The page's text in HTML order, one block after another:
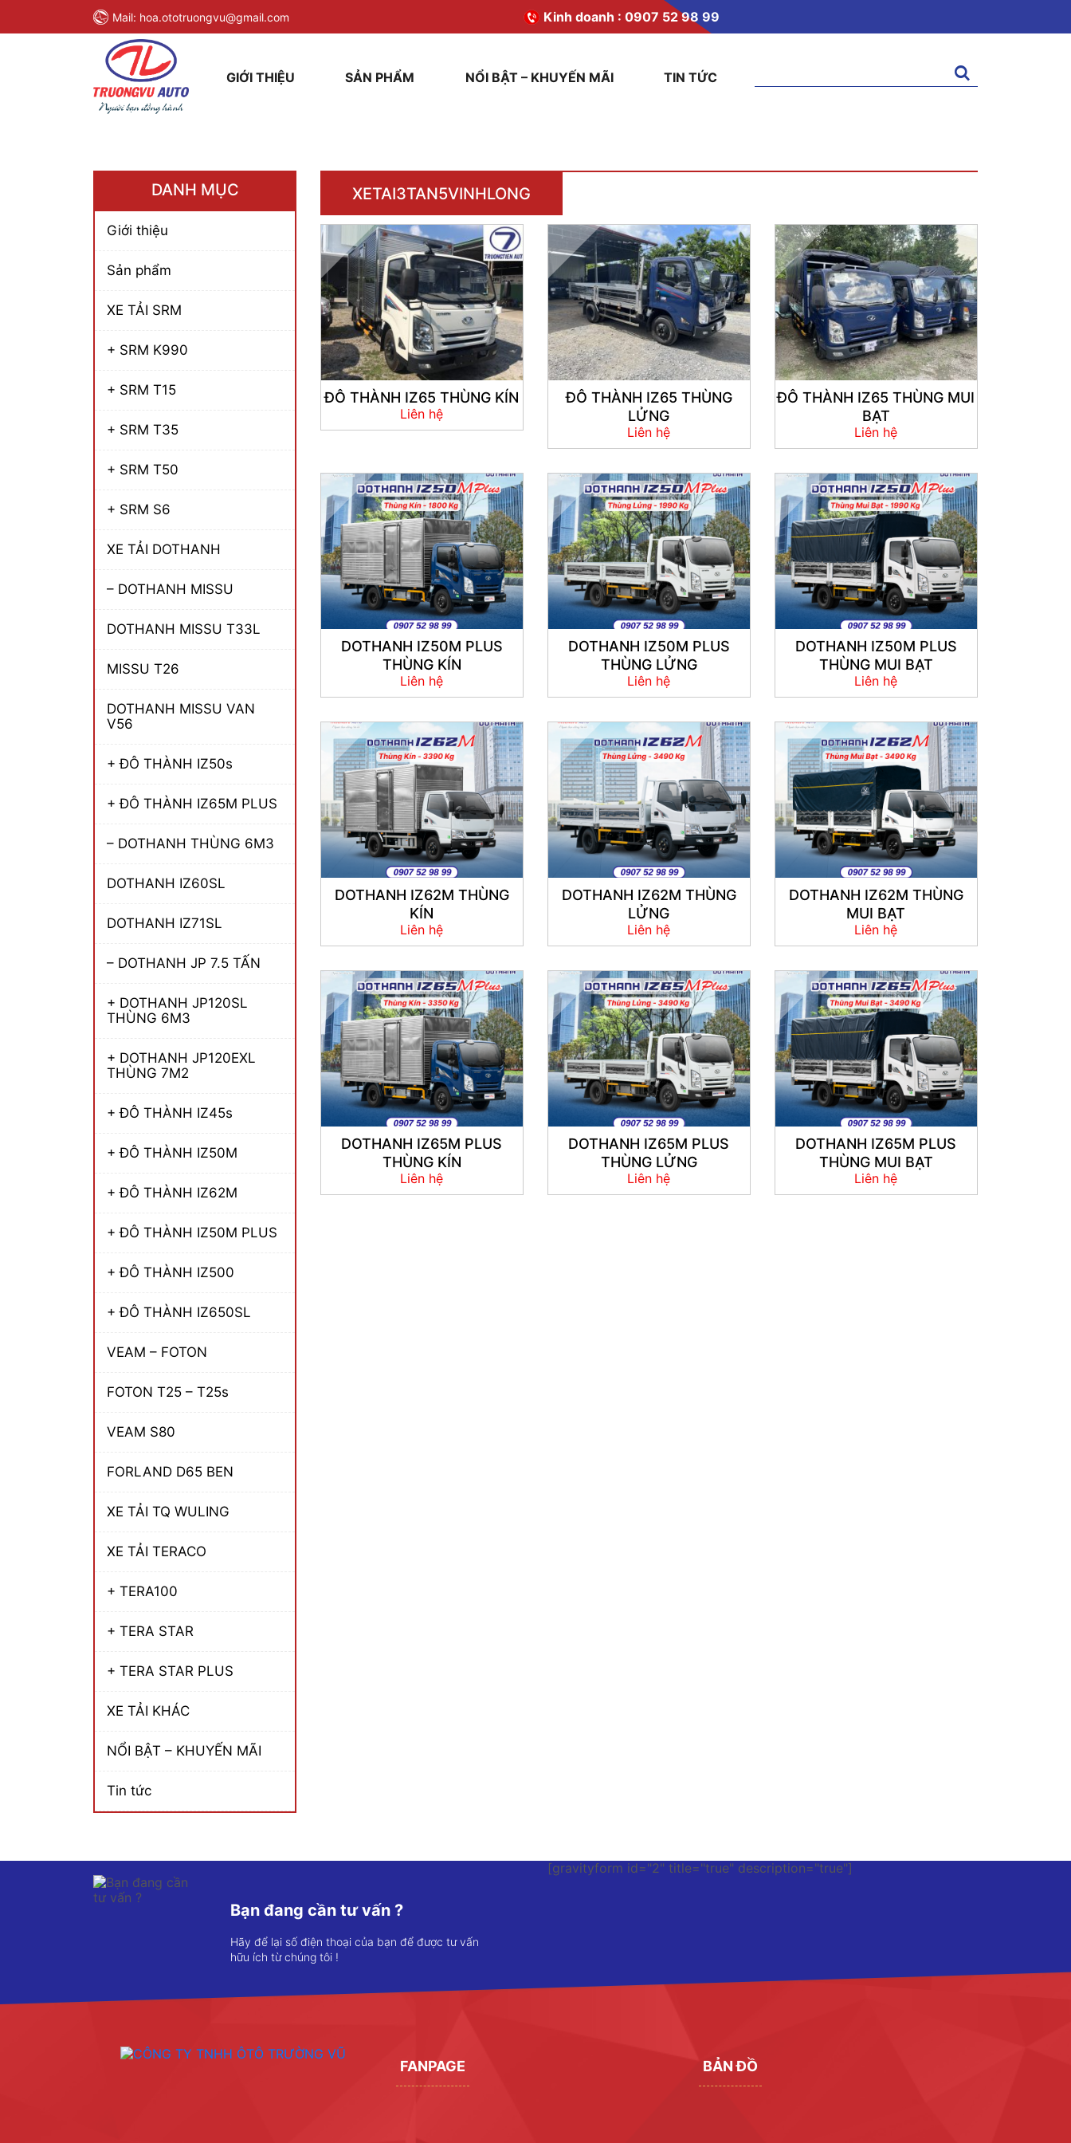
Mail: hoa.ototruongvu@gmail.com Kinh doanh : 0907 52 98 99
GIỚI THIỆU SẢN PHẨM NỔI BẬT – KHUYẾN MÃI TIN TỨC
kiếm:
DANH MỤC
Giới thiệu
Sản phẩm
XE TẢI SRM
+ SRM K990
+ SRM T15
+ SRM T35
+ SRM T50
+ SRM S6
XE TẢI DOTHANH
– DOTHANH MISSU
DOTHANH MISSU T33L
MISSU T26
DOTHANH MISSU VAN
V56
+ ĐÔ THÀNH IZ50s
+ ĐÔ THÀNH IZ65M PLUS
– DOTHANH THÙNG 6M3
DOTHANH IZ60SL
DOTHANH IZ71SL
– DOTHANH JP 7.5 TẤN
+ DOTHANH JP120SL
THÙNG 6M3
+ DOTHANH JP120EXL
THÙNG 7M2
+ ĐÔ THÀNH IZ45s
+ ĐÔ THÀNH IZ50M
+ ĐÔ THÀNH IZ62M
+ ĐÔ THÀNH IZ50M PLUS
+ ĐÔ THÀNH IZ500
+ ĐÔ THÀNH IZ650SL
VEAM – FOTON
FOTON T25 – T25s
VEAM S80
FORLAND D65 BEN
XE TẢI TQ WULING
XE TẢI TERACO
+ TERA100
+ TERA STAR
+ TERA STAR PLUS
XE TẢI KHÁC
NỔI BẬT – KHUYẾN MÃI
Tin tức
XETAI3TAN5VINHLONG
ĐÔ THÀNH IZ65 THÙNG KÍN
Liên hệ
ĐÔ THÀNH IZ65 THÙNG
LỬNG
Liên hệ
ĐÔ THÀNH IZ65 THÙNG MUI
BẠT
Liên hệ
DOTHANH IZ50M PLUS
THÙNG KÍN
Liên hệ
DOTHANH IZ50M PLUS
THÙNG LỬNG
Liên hệ
DOTHANH IZ50M PLUS
THÙNG MUI BẠT
Liên hệ
DOTHANH IZ62M THÙNG
KÍN
Liên hệ
DOTHANH IZ62M THÙNG
LỬNG
Liên hệ
DOTHANH IZ62M THÙNG
MUI BẠT
Liên hệ
DOTHANH IZ65M PLUS
THÙNG KÍN
Liên hệ
DOTHANH IZ65M PLUS
THÙNG LỬNG
Liên hệ
DOTHANH IZ65M PLUS
THÙNG MUI BẠT
Liên hệ
Bạn đang cần tư vấn ?
Hãy để lại số điện thoại của bạn để được tư vấn
hữu ích từ chúng tôi !
[gravityform id="2" title="true" description="true"]
FANPAGE BẢN ĐỒ